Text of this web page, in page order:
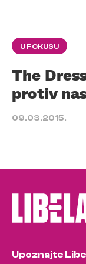
U FOKUSU
The
protiv
09.03.2015.
Upoznajte